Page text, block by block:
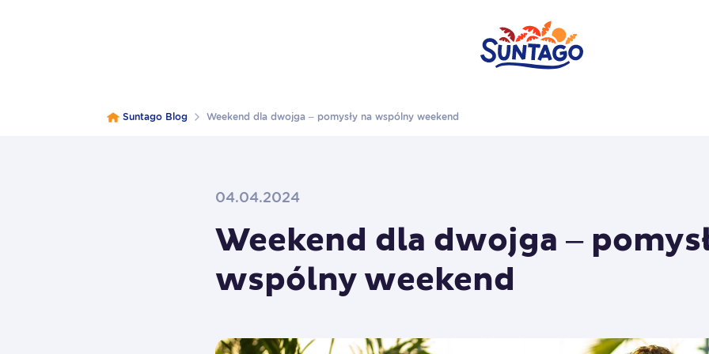
Suntago Blog Weekend dla dwojga – pomysły na wspólny weekend
04.04.2024
Weekend dla dwojga –
wspólny weekend